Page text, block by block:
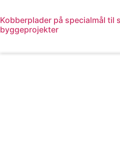
Kobberplader på specialmål til
byggeprojekter